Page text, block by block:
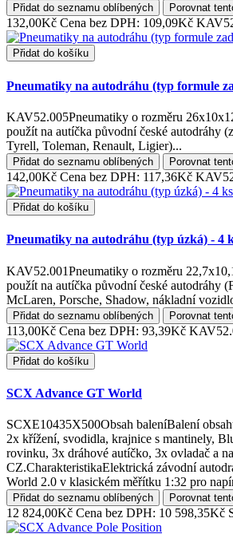
Přidat do seznamu oblíbených Porovnat
132,00Kč Cena bez DPH: 109,09Kč
Přidat do košíku
Pneumatiky na autodráhu (typ formule
KAV52.005Pneumatiky o rozměru
použít na autíčka původní české autodráhy
Tyrell, Toleman, Renault, Ligier)...
Přidat do seznamu oblíbených Porovnat
142,00Kč Cena bez DPH: 117,36Kč
Přidat do košíku
Pneumatiky na autodráhu (typ úzká) - 4
KAV52.001Pneumatiky o rozměru
použít na autíčka původní české autodráhy
McLaren, Porsche, Shadow, nákladní
Přidat do seznamu oblíbených Porovnat
113,00Kč Cena bez DPH: 93,39Kč
Přidat do košíku
SCX Advance GT World
SCXE10435X500Obsah baleníBalení
2x křížení, svodidla, krajnice s mantinely,
rovinku, 3x dráhové autíčko, 3x ovladač a
CZ.CharakteristikaElektrická závodní
World 2.0 v klasickém měřítku 1:32 pro
Přidat do seznamu oblíbených Porovnat
12 824,00Kč Cena bez DPH: 10 598,35Kč